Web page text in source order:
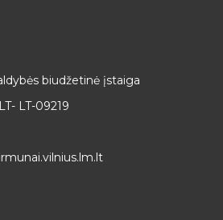
biudžetinė įstaiga
LT-09219